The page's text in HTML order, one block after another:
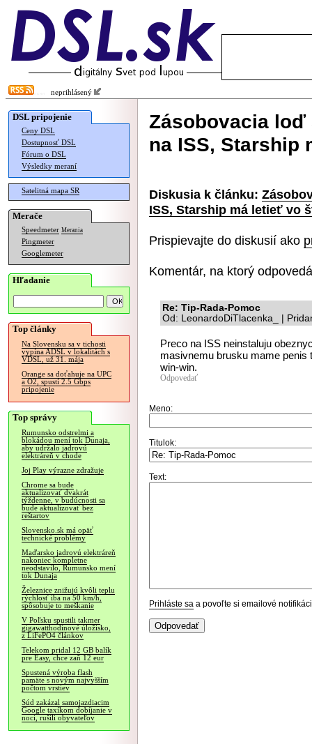
neprihlásený
DSL pripojenie
Ceny DSL
Dostupnosť DSL
Fórum o DSL
Výsledky meraní
Satelitná mapa SR
Merače
Speedmeter Merania
Pingmeter
Googlemeter
Hľadanie
Top články
Na Slovensku sa v tichosti
vypína ADSL v lokalitách s
VDSL, už 31. mája
Orange sa doťahuje na UPC
a O2, spustí 2.5 Gbps
pripojenie
Top správy
Rumunsko odstrelmi a
blokádou mení tok Dunaja,
aby udržalo jadrovú
elektráreň v chode
Joj Play výrazne zdražuje
Chrome sa bude
aktualizovať dvakrát
týždenne, v budúcnosti sa
bude aktualizovať bez
reštartov
Slovensko.sk má opäť
technické problémy
Maďarsko jadrovú elektráreň
nakoniec kompletne
neodstavilo, Rumunsko mení
tok Dunaja
Železnice znižujú kvôli teplu
rýchlosť iba na 50 km/h,
spôsobuje to meškanie
V Poľsku spustili takmer
gigawatthodinové úložisko,
z LiFePO4 článkov
Telekom pridal 12 GB balík
pre Easy, chce zaň 12 eur
Spustená výroba flash
pamäte s novým najvyšším
počtom vrstiev
Súd zakázal samojazdiacim
Google taxíkom dobíjanie v
noci, rušili obyvateľov
Zásobovacia loď
na ISS, Starship
Diskusia k článku:
ISS, Starship má letieť vo
Prispievajte do diskusií ako
Komentár, na ktorý
Re: Tip-Rada-Pomoc
Od: LeonardoDiTlacenka_ |
Preco na ISS neinstaluju
masivnemu brusku mame penis
win-win.
Odpovedať
Meno:
Titulok:
Text:
Prihláste sa a povoľte si emailové